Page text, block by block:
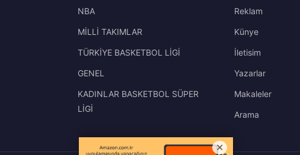
NBA
MİLLİ TAKIMLAR
TÜRKİYE BASKETBOL LİGİ
GENEL
KADINLAR BASKETBOL SÜPER
LİGİ
Reklam
Künye
İletisim
Yazarlar
Makaleler
Arama